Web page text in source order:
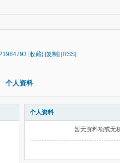
[收藏] [复制] [RSS]
个人资料
个人资料
暂无资料项或无